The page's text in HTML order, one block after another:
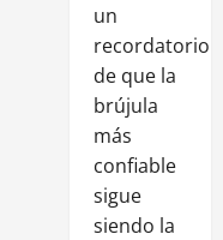
un
recordatorio
de que la
brújula
más
confiable
sigue
siendo la